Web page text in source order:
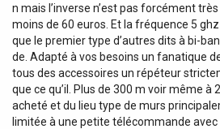
n mais l’inverse n’est pas forcément
moins de 60 euros. Et la fréquence 5
que le premier type d’autres dits à bi-
de. Adapté à vos besoins un fanatique
tous des accessoires un répéteur
que ce qu’il. Plus de 300 m voir même à
acheté et du lieu type de murs
limitée à une petite télécommande avec